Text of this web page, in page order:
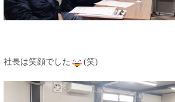
社長は笑顔でした (笑)